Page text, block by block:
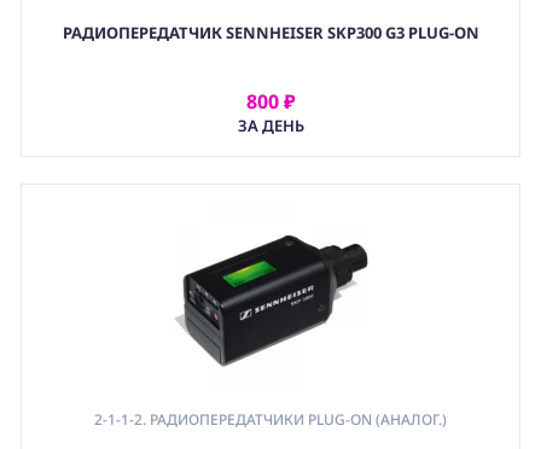
РАДИОПЕРЕДАТЧИК SENNHEISER SKP300 G3 PLUG-ON
800 ₽
ЗА ДЕНЬ
АРЕНДОВАТЬ
2-1-1-2. РАДИОПЕРЕДАТЧИКИ PLUG-ON (АНАЛОГ.)